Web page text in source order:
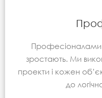
Професіоналами
зростають. Ми
проекти і кожен
до